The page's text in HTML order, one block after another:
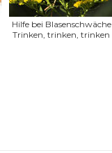
Hilfe bei Blasenschwäche
Trinken, trinken, trinken